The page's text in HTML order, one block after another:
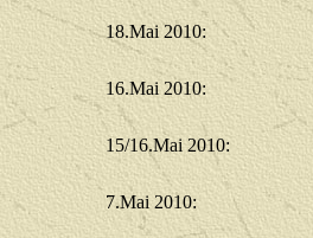
18.Mai 2010:
16.Mai 2010:
15/16.Mai 2010:
7.Mai 2010: